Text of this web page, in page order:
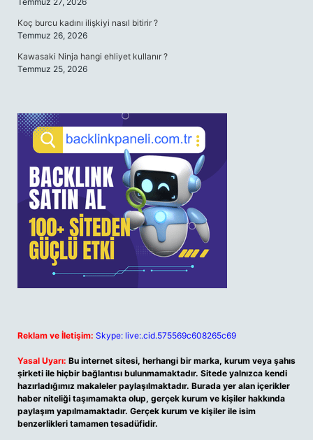
Koç burcu kadını ilişkiyi nasıl bitirir ?
Temmuz 26, 2026
Kawasaki Ninja hangi ehliyet kullanır ?
Temmuz 25, 2026
Reklam ve İletişim: Skype: live:.cid.575569c608265c69
Yasal Uyarı: Bu internet sitesi, herhangi bir marka, kurum veya şahıs
şirketi ile hiçbir bağlantısı bulunmamaktadır. Sitede yalnızca kendi
hazırladığımız makaleler paylaşılmaktadır. Burada yer alan içerikler
haber niteliği taşımamakta olup, gerçek kurum ve kişiler hakkında
paylaşım yapılmamaktadır. Gerçek kurum ve kişiler ile isim
benzerlikleri tamamen tesadüfidir.